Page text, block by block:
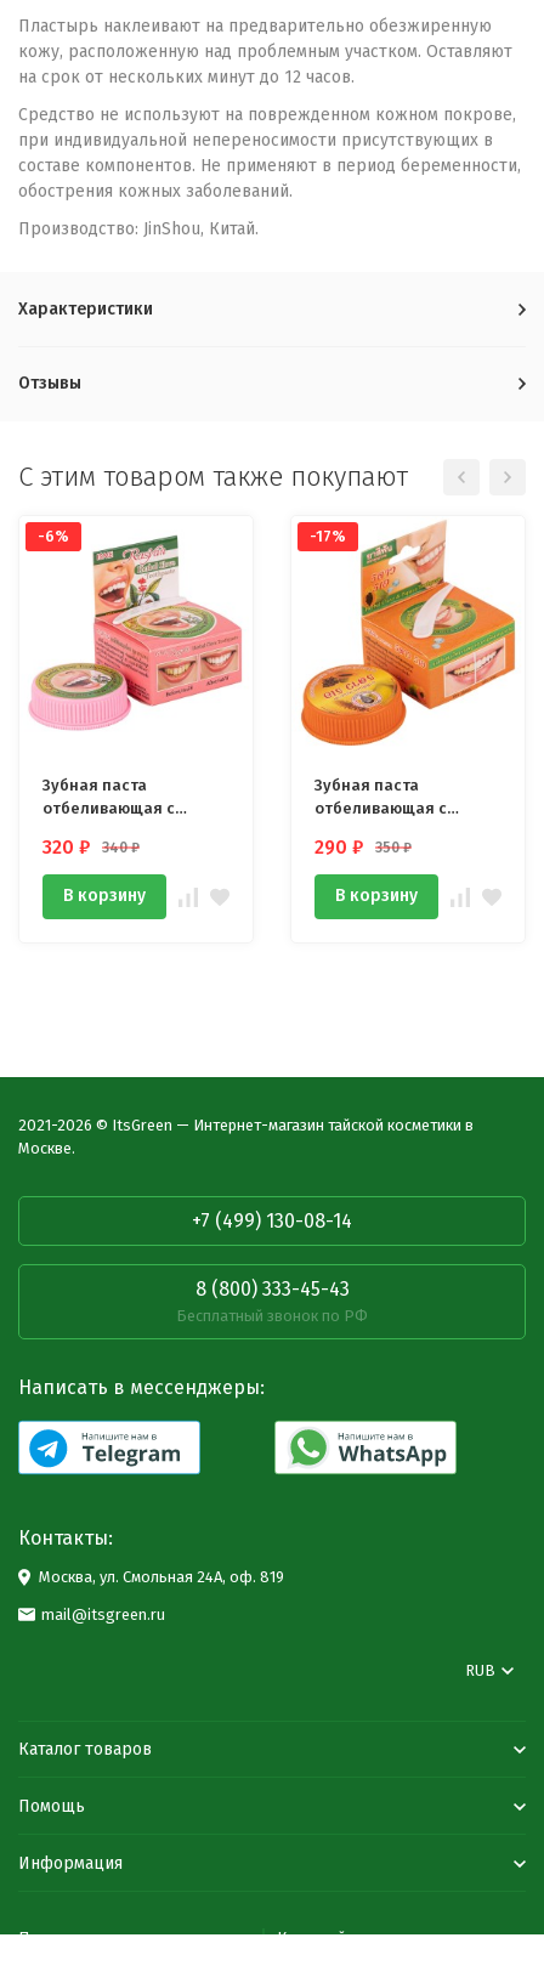
Пластырь наклеивают на предварительно обезжиренную
кожу, расположенную над проблемным участком. Оставляют
на срок от нескольких минут до 12 часов.
Средство не используют на поврежденном кожном покрове,
при индивидуальной непереносимости присутствующих в
составе компонентов. Не применяют в период беременности,
обострения кожных заболеваний.
Производство: JinShou, Китай.
Характеристики
Отзывы
C этим товаром также покупают
-6%
Зубная паста
отбеливающая с
320 ₽ 340₽
В корзину
-17%
Зубная паста
отбеливающая с
290 ₽ 350₽
В корзину
2021-2026 © ItsGreen — Интернет-магазин тайской косметики в
Москве.
+7 (499) 130-08-14
8 (800) 333-45-43
Бесплатный звонок по РФ
Написать в мессенджеры:
Контакты:
Москва, ул. Смольная 24А, оф. 819
mail@itsgreen.ru
RUB
Каталог товаров
Помощь
Информация
Политика персональных данных Карта сайта